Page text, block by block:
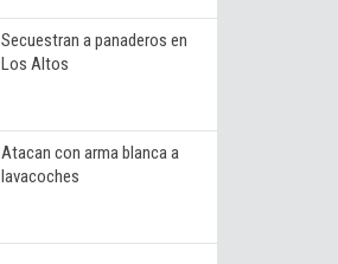
Secuestran a panaderos en
Los Altos
Atacan con arma blanca a
lavacoches